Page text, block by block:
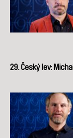
29. Český lev: